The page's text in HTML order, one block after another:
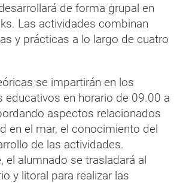
de forma grupal en
Las actividades combinan
y prácticas a lo largo de cuatro
se impartirán en los
educativos en horario de 09.00 a
aspectos relacionados
en el mar, el conocimiento del
de las actividades.
el alumnado se trasladará al
y litoral para realizar las